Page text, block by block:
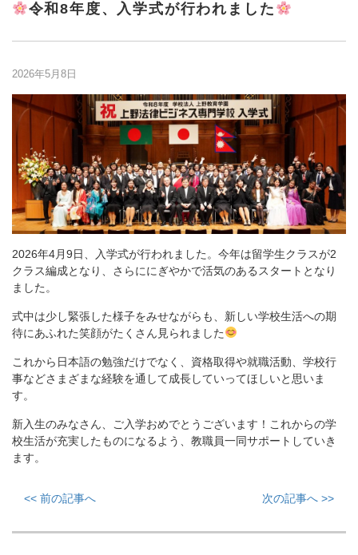
令和8年度、入学式が行われました
2026年5月8日
2026年4月9日、入学式が行われました。今年は留学生クラスが2
クラス編成となり、さらににぎやかで活気のあるスタートとなり
ました。
式中は少し緊張した様子をみせながらも、新しい学校生活への期
待にあふれた笑顔がたくさん見られました
これから日本語の勉強だけでなく、資格取得や就職活動、学校行
事などさまざまな経験を通して成長していってほしいと思いま
す。
新入生のみなさん、ご入学おめでとうございます！これからの学
校生活が充実したものになるよう、教職員一同サポートしていき
ます。
<< 前の記事へ 次の記事へ >>